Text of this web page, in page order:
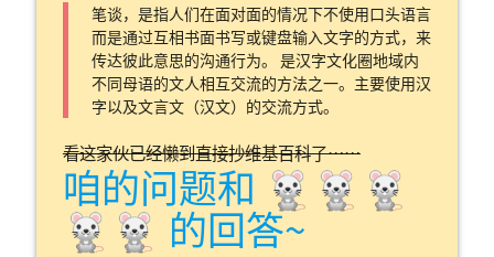
笔谈，是指人们在面对面的情况下不使用口头语言
而是通过互相书面书写或键盘输入文字的方式，来
传达彼此意思的沟通行为。 是汉字文化圈地域内
不同母语的文人相互交流的方法之一。主要使用汉
字以及文言文（汉文）的交流方式。
看这家伙已经懒到直接抄维基百科了……
咱的问题和 🐁🐁🐁
🐁🐁 的回答~